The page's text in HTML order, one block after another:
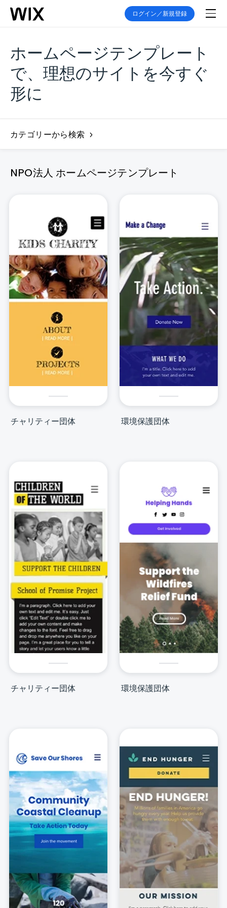
ログイン／新規登録
ホームページテンプレート
で、理想のサイトを今すぐ
形に
カテゴリーから検索
NPO法人 ホームページテンプレート
チャリティー団体 環境保護団体
チャリティー団体 環境保護団体